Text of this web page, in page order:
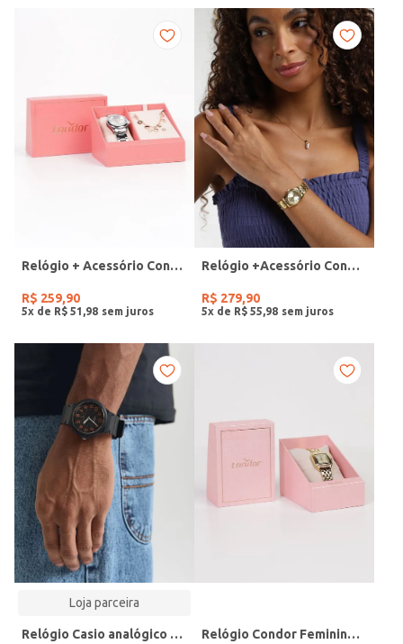
Relógio + Acessório Condor Feminino PRATA
R$ 259,90
5x de R$ 51 98
Relógio +Acessório Condor Feminino DOURADO
R$ 279,90
5x de R$ 55 98
Loja parceira
Relógio Casio analógico MW-240-4BVDF-SC Relógio Condor Feminino DOURADO